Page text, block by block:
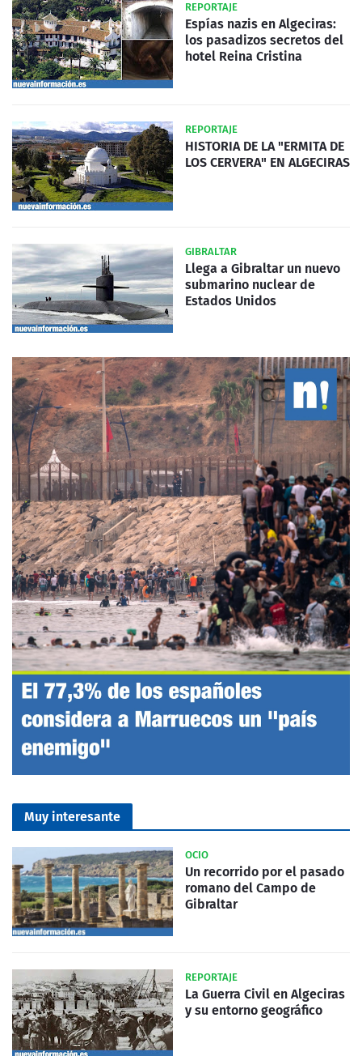
REPORTAJE
Espías nazis en Algeciras:
los pasadizos secretos del
hotel Reina Cristina
REPORTAJE
HISTORIA DE LA "ERMITA DE
LOS CERVERA" EN ALGECIRAS
GIBRALTAR
Llega a Gibraltar un nuevo
submarino nuclear de
Estados Unidos
Muy interesante
OCIO
Un recorrido por el pasado
romano del Campo de
Gibraltar
REPORTAJE
La Guerra Civil en Algeciras
y su entorno geográfico